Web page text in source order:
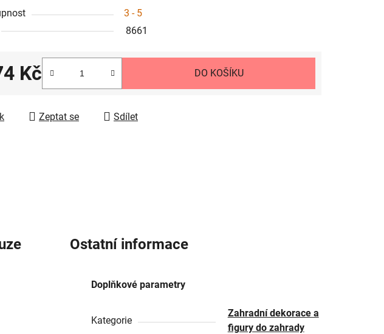
3 - 5
8661
Kč DO KOŠÍKU
Zeptat se Sdílet
Ostatní informace
Doplňkové parametry
Kategorie
Zahradní dekorace a
figury do zahrady